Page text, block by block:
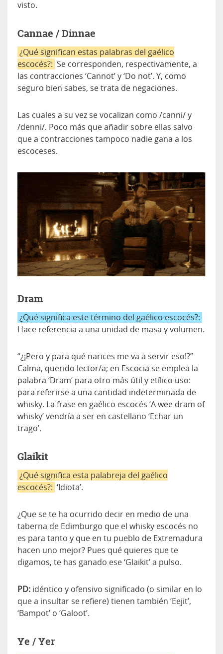
visto.
Cannae / Dinnae
¿Qué significan estas palabras del gaélico
escocés?: Se corresponden, respectivamente, a
las contracciones ‘Cannot’ y ‘Do not’. Y, como
seguro bien sabes, se trata de negaciones.
Las cuales a su vez se vocalizan como /canni/ y
/denni/. Poco más que añadir sobre ellas salvo
que a contracciones tampoco nadie gana a los
escoceses.
Dram
¿Qué significa este término del gaélico escocés?:
Hace referencia a una unidad de masa y volumen.
“¿¡Pero y para qué narices me va a servir eso!?”
Calma, querido lector/a; en Escocia se emplea la
palabra ‘Dram’ para otro más útil y etílico uso:
para referirse a una cantidad indeterminada de
whisky. La frase en gaélico escocés ‘A wee dram of
whisky’ vendría a ser en castellano ‘Echar un
trago’.
Glaikit
¿Qué significa esta palabreja del gaélico
escocés?: ‘Idiota’.
¿Que se te ha ocurrido decir en medio de una
taberna de Edimburgo que el whisky escocés no
es para tanto y que en tu pueblo de Extremadura
hacen uno mejor? Pues qué quieres que te
digamos, te has ganado ese ‘Glaikit’ a pulso.
PD: idéntico y ofensivo significado (o similar en lo
que a insultar se refiere) tienen también ‘Eejit’,
‘Bampot’ o ‘Galoot’.
Ye / Yer